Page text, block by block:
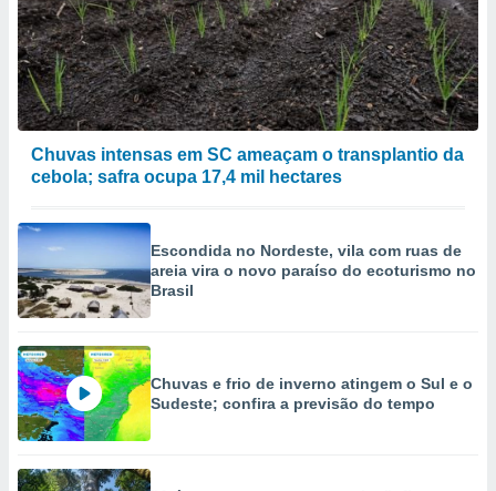
Chuvas intensas em SC ameaçam o transplantio da
cebola; safra ocupa 17,4 mil hectares
Escondida no Nordeste, vila com ruas de
areia vira o novo paraíso do ecoturismo no
Brasil
Chuvas e frio de inverno atingem o Sul e o
Sudeste; confira a previsão do tempo